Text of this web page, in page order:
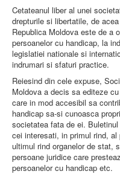
Cetateanul liber al unei
drepturile si libertatile, de
Republica Moldova este de a
persoanelor cu handicap, la
legislatiei nationale si
indrumari si sfaturi practice.
Reiesind din cele expuse,
Moldova a decis sa editeze
care in mod accesibil sa
handicap sa-si cunoasca
societatea fata de ei.
cei interesati, in primul rind,
ultimul rind organelor de stat,
persoane juridice care
persoanelor cu handicap etc.